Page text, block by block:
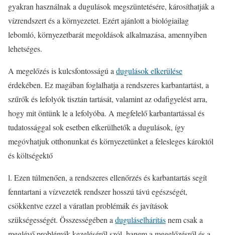
gyakran használnak a dugulások megszüntetésére, károsíthatják a
vízrendszert és a környezetet. Ezért ajánlott a biológiailag
lebomló, környezetbarát megoldások alkalmazása, amennyiben
lehetséges.
A megelőzés is kulcsfontosságú a dugulások elkerülése
érdekében. Ez magában foglalhatja a rendszeres karbantartást, a
szűrők és lefolyók tisztán tartását, valamint az odafigyelést arra,
hogy mit öntünk le a lefolyóba. A megfelelő karbantartással és
tudatossággal sok esetben elkerülhetők a dugulások, így
megóvhatjuk otthonunkat és környezetünket a felesleges károktól
és költségektő
l. Ezen túlmenően, a rendszeres ellenőrzés és karbantartás segít
fenntartani a vízvezeték rendszer hosszú távú egészségét,
csökkentve ezzel a váratlan problémák és javítások
szükségességét. Összességében a duguláselhárításnem csak a